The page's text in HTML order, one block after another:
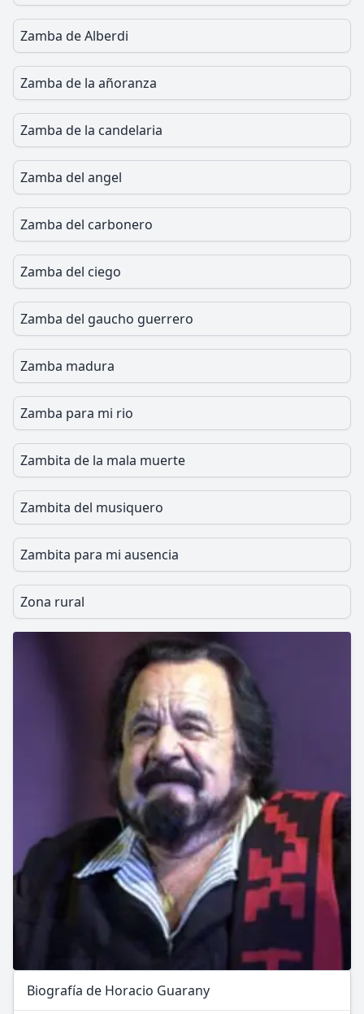
Zamba de Alberdi
Zamba de la añoranza
Zamba de la candelaria
Zamba del angel
Zamba del carbonero
Zamba del ciego
Zamba del gaucho guerrero
Zamba madura
Zamba para mi rio
Zambita de la mala muerte
Zambita del musiquero
Zambita para mi ausencia
Zona rural
Biografía de Horacio Guarany